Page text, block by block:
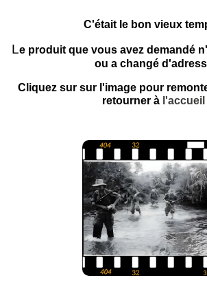
C'était le bon vieux
Le produit que vous avez demandé
ou a changé
Cliquez sur sur l'image pour
retourner à l'accueil